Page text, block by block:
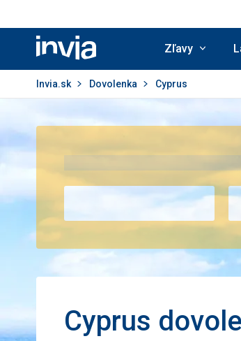
Invia.sk
Zľavy
Invia.sk Dovolenka Cyprus
Cyprus